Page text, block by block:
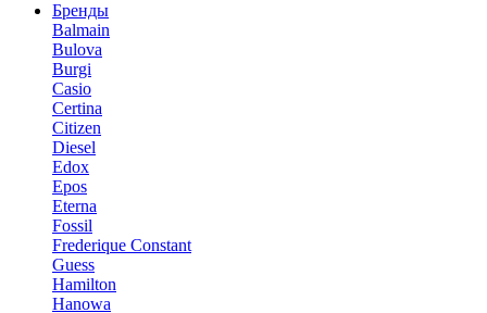
Бренды
Balmain
Bulova
Burgi
Casio
Certina
Citizen
Diesel
Edox
Epos
Eterna
Fossil
Frederique Constant
Guess
Hamilton
Hanowa